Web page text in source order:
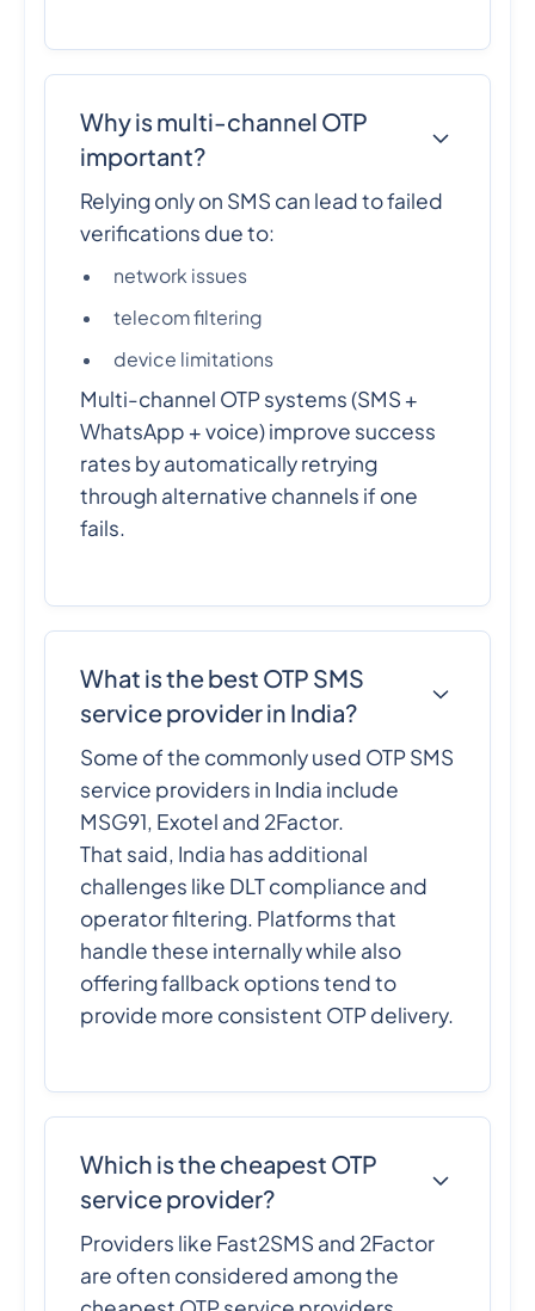
Why is multi-channel OTP
important?
Relying only on SMS can lead to failed
verifications due to:
network issues
telecom filtering
device limitations
Multi-channel OTP systems (SMS +
WhatsApp + voice) improve success
rates by automatically retrying
through alternative channels if one
fails.
What is the best OTP SMS
service provider in India?
Some of the commonly used OTP SMS
service providers in India include
MSG91, Exotel and 2Factor.
That said, India has additional
challenges like DLT compliance and
operator filtering. Platforms that
handle these internally while also
offering fallback options tend to
provide more consistent OTP delivery.
Which is the cheapest OTP
service provider?
Providers like Fast2SMS and 2Factor
are often considered among the